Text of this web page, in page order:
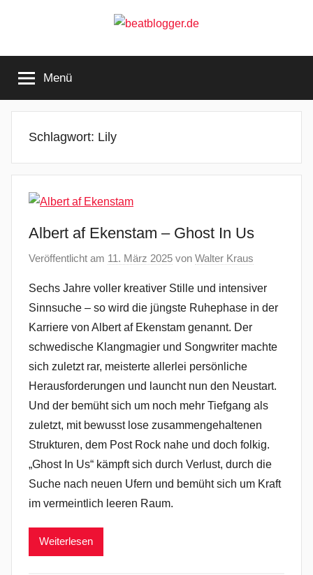
beatblogger.de
the
beat
goes
Menü
Schlagwort: Lily
Albert af Ekenstam – Ghost In Us
Veröffentlicht am 11. März 2025 von Walter Kraus
Sechs Jahre voller kreativer Stille und intensiver
Sinnsuche – so wird die jüngste Ruhephase in der
Karriere von Albert af Ekenstam genannt. Der
schwedische Klangmagier und Songwriter machte
sich zuletzt rar, meisterte allerlei persönliche
Herausforderungen und launcht nun den Neustart.
Und der bemüht sich um noch mehr Tiefgang als
zuletzt, mit bewusst lose zusammengehaltenen
Strukturen, dem Post Rock nahe und doch folkig.
„Ghost In Us“ kämpft sich durch Verlust, durch die
Suche nach neuen Ufern und bemüht sich um Kraft
im vermeintlich leeren Raum.
Weiterlesen